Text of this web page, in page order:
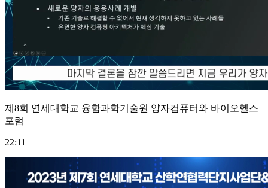
제8회 연세대학교 융합과학기술원 양자컴퓨터와 바이오헬스
포럼
22:11